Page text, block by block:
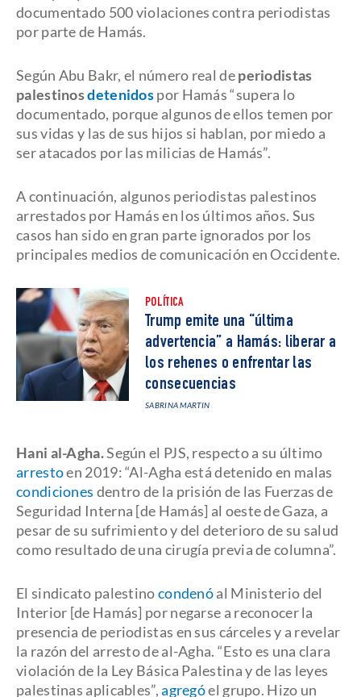
documentado 500 violaciones contra periodistas
por parte de Hamás.
Según Abu Bakr, el número real deperiodistas
palestinosdetenidospor Hamás “supera lo
documentado, porque algunos de ellos temen por
sus vidas y las de sus hijos si hablan, por miedo a
ser atacados por las milicias de Hamás”.
A continuación, algunos periodistas palestinos
arrestados por Hamás en los últimos años. Sus
casos han sido en gran parte ignorados por los
principales medios de comunicación en Occidente.
POLÍTICA
Trump emite una “última
advertencia” a Hamás: liberar a
los rehenes o enfrentar las
consecuencias
SABRINA MARTIN
Hani al-Agha.Según el PJS, respecto a su último
arrestoen 2019: “Al-Agha está detenido en malas
condiciones dentro de la prisión de las Fuerzas de
Seguridad Interna [de Hamás] al oeste de Gaza, a
pesar de su sufrimiento y del deterioro de su salud
como resultado de una cirugía previa de columna”.
El sindicato palestinocondenóal Ministerio del
Interior [de Hamás] por negarse a reconocer la
presencia de periodistas en sus cárceles y a revelar
la razón del arresto de al-Agha. “Esto es una clara
violación de la Ley Básica Palestina y de las leyes
palestinas aplicables”,agregóel grupo. Hizo un